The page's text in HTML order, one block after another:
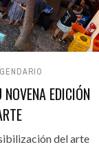
EDICIÓN
del arte